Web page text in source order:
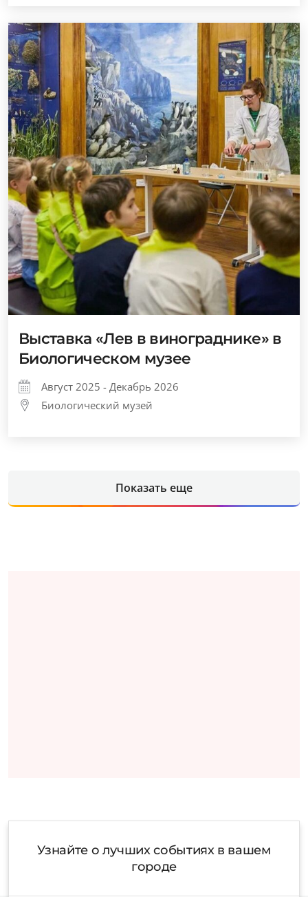
Выставка «Лев в винограднике» в
Биологическом музее
Август 2025 - Декабрь 2026
Биологический музей
Показать еще
Узнайте о лучших событиях в вашем
городе